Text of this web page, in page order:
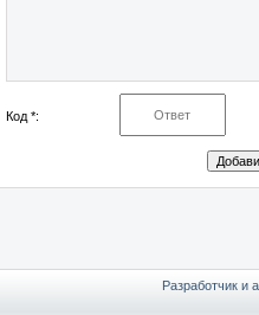
Код *:
Разработчик и